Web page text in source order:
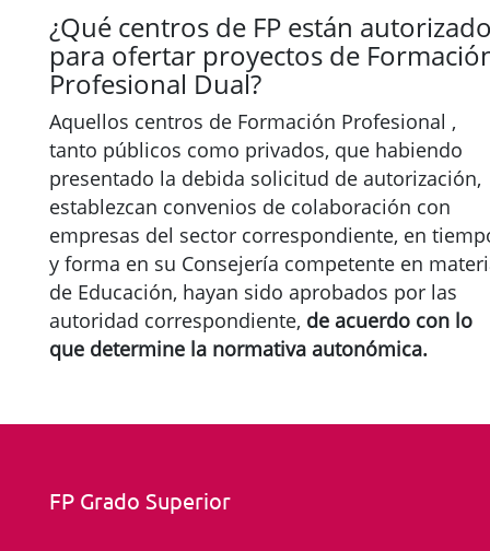
¿Qué centros de FP están
para ofertar proyectos de
Profesional Dual?
Aquellos centros de Formación Profesional ,
tanto públicos como privados, que habiendo
presentado la debida solicitud de autorización,
establezcan convenios de colaboración con
empresas del sector correspondiente, en
y forma en su Consejería competente en
de Educación, hayan sido aprobados por las
autoridad correspondiente, de acuerdo con lo
que determine la normativa autonómica.
FP Grado Superior